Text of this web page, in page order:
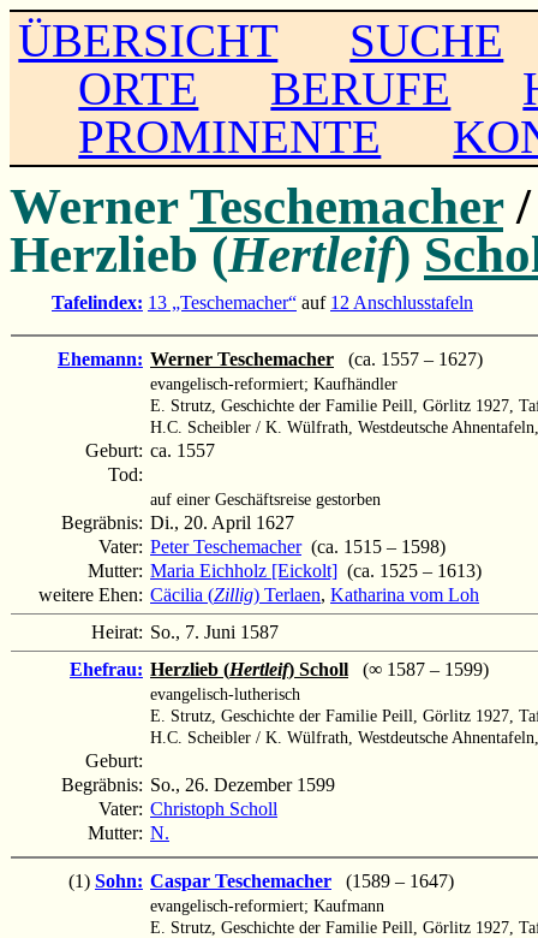
ÜBERSICHT
SUCHE
ORTE
BERUFE
PROMINENTE
WernerTeschemacher /
Herzlieb (Hertleif)
Tafelindex: 13 „Teschemacher“ auf 12 Anschlusstafeln
Ehemann: Werner Teschemacher (ca. 1557 – 1627)
evangelisch-reformiert; Kaufhändler
E. Strutz, Geschichte der Familie Peill, Görlitz 1927,
H.C. Scheibler / K. Wülfrath, Westdeutsche
Geburt: ca. 1557
Tod:
auf einer Geschäftsreise gestorben
Begräbnis: Di., 20. April 1627
Vater: Peter Teschemacher(ca. 1515 – 1598)
Mutter: Maria Eichholz [Eickolt] (ca. 1525 – 1613)
weitere Ehen: Cäcilia (Zillig) Terlaen, Katharina vom Loh
Heirat: So., 7. Juni 1587
Ehefrau: Herzlieb (Hertleif) Scholl (∞ 1587 – 1599)
evangelisch-lutherisch
E. Strutz, Geschichte der Familie Peill, Görlitz 1927,
H.C. Scheibler / K. Wülfrath, Westdeutsche
Geburt:
Begräbnis: So., 26. Dezember 1599
Vater: Christoph Scholl
Mutter: N.
(1) Sohn: Caspar Teschemacher (1589 – 1647)
evangelisch-reformiert; Kaufmann
E. Strutz, Geschichte der Familie Peill, Görlitz 1927,